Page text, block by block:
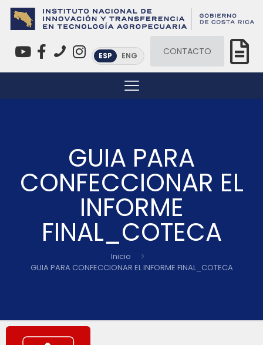
ESP ENG CONTACTO
GUIA PARA
CONFECCIONAR EL
INFORME
FINAL_COTECA
Inicio
GUIA PARA CONFECCIONAR EL INFORME FINAL_COTECA